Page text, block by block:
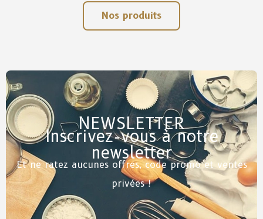
Nos produits
NEWSLETTER
Inscrivez-vous à notre
newsletter
Et ne ratez aucunes offres, code promo et ventes
privées !